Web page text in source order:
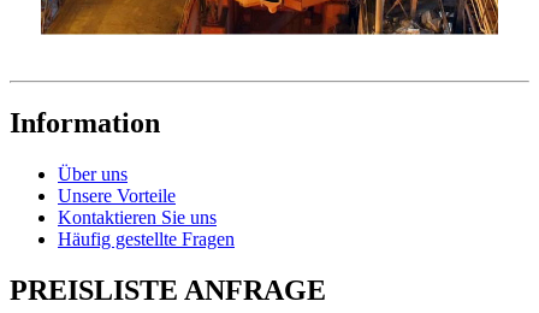
Information
Über uns
Unsere Vorteile
Kontaktieren Sie uns
Häufig gestellte Fragen
PREISLISTE ANFRAGE